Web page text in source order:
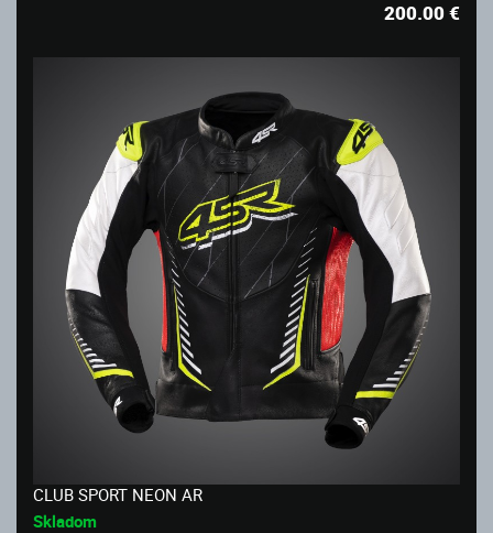
200.00€
CLUB SPORT NEON AR
Skladom